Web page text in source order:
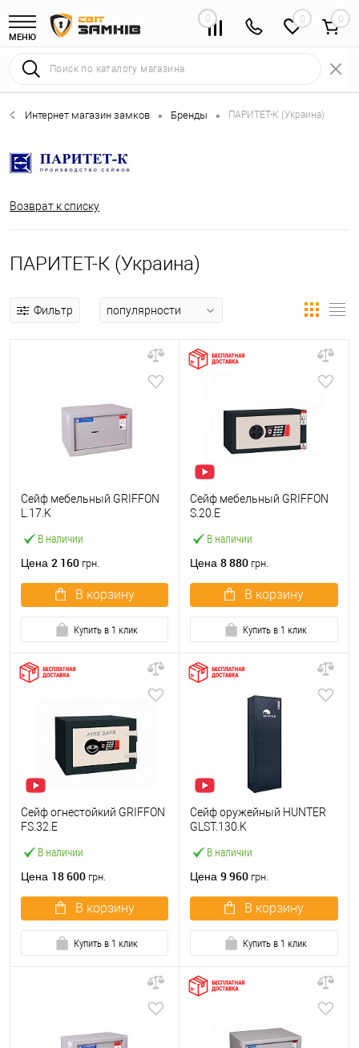
МЕНЮ
0 0
Интернет магазин замков • Бренды • ПАРИТЕТ-К (Украина)
Возврат к списку
ПАРИТЕТ-К (Украина)
Фильтр
В наличии
Сейф мебельный GRIFFON
L.17.K
Цена 2 160 грн.
В корзину
Купить в 1 клик
В наличии
Сейф мебельный GRIFFON
S.20.E
Цена 8 880 грн.
В корзину
Купить в 1 клик
В наличии
Сейф огнестойкий GRIFFON
FS.32.E
Цена 18 600 грн.
В корзину
Купить в 1 клик
В наличии
Сейф оружейный HUNTER
GLST.130.K
Цена 9 960 грн.
В корзину
Купить в 1 клик